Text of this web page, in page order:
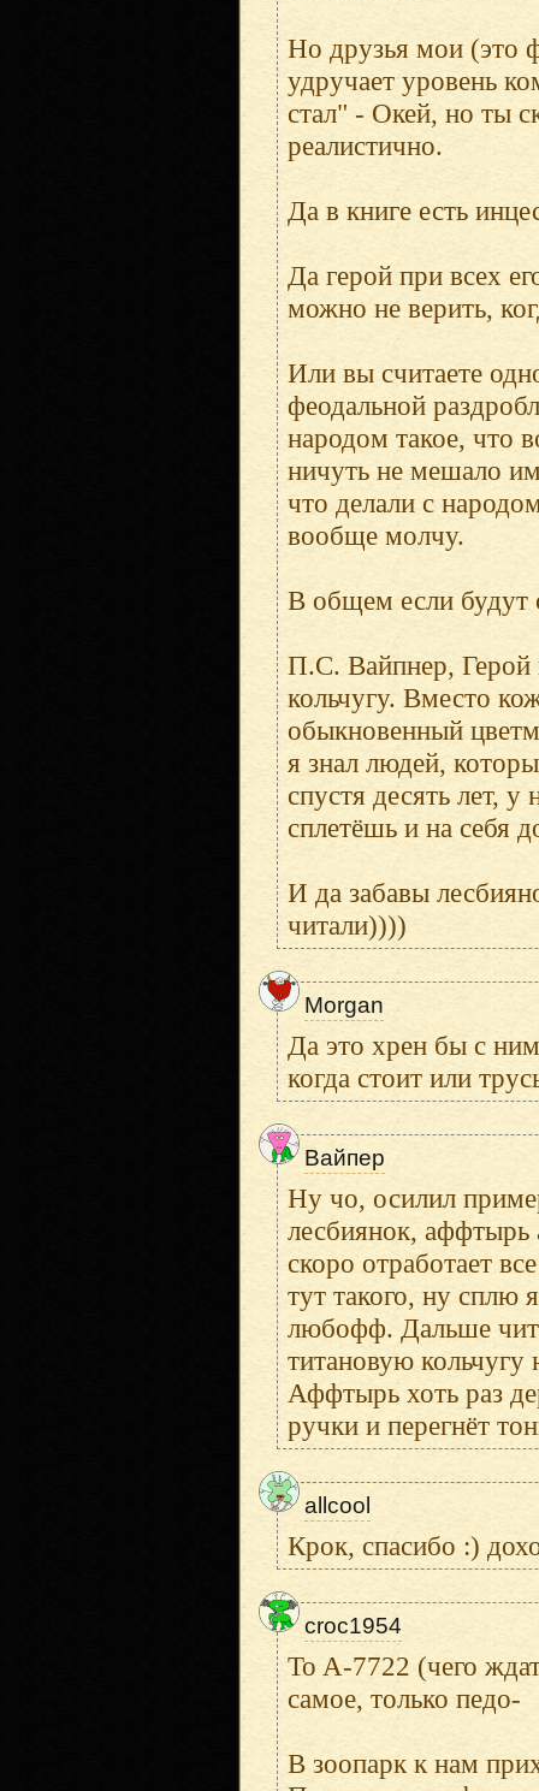
Но друзья мои (это
удручает уровень
стал" - Окей, но ты
реалистично.
Да в книге есть
Да герой при всех
можно не верить,
Или вы считаете
феодальной
народом такое, что
ничуть не мешало
что делали с
вообще молчу.
В общем если будут
П.С. Вайпнер, Герой
кольчугу. Вместо
обыкновенный
я знал людей,
спустя десять лет,
сплетёшь и на себя
И да забавы
читали))))
Morgan
Да это хрен бы с
когда стоит или
Вайпер
Ну чо, осилил
лесбиянок, аффтырь
скоро отработает
тут такого, ну сплю
любофф. Дальше
титановую
Аффтырь хоть раз
ручки и перегнёт
allcool
Крок, спасибо :)
croc1954
To A-7722 (чего
самое, только педо-
В зоопарк к нам